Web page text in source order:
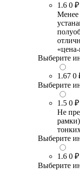
1.6 0 ₽
Менее
«цена-
Выберите
1.67 0
Выберите
1.5 0 ₽
Не
Выберите
1.6 0 ₽
Выберите